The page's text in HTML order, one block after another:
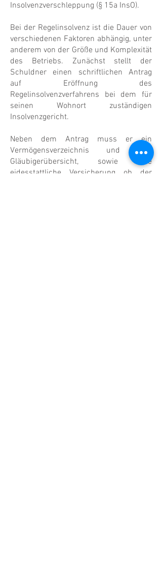
Insolvenzverschleppung (§ 15a InsO).
Bei der Regelinsolvenz ist die Dauer von
verschiedenen Faktoren abhängig, unter
anderem von der Größe und Komplexität
des Betriebs. Zunächst stellt der
Schuldner einen schriftlichen Antrag
auf Eröffnung des
Regelinsolvenzverfahrens bei dem für
seinen Wohnort zuständigen
Insolvenzgericht.
Neben dem Antrag muss er ein
Vermögensverzeichnis und eine
Gläubigerübersicht, sowie eine
eidesstattliche Versicherung ob der